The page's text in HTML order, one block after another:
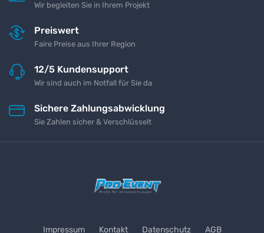
Wir begleiten Sie in Ihrem Projekt
Preiswert
Faire Preise aus Ihrer Region
12/5 Kundensupport
Wir sind auch im Notfall für Sie da
Sichere Zahlungsabwicklung
Sie Zahlen sicher & Verschlüsselt
Impressum Kontakt Datenschutz AGB